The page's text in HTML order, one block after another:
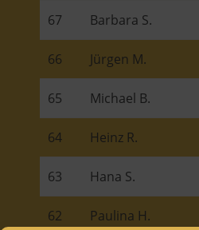
67 Barbara S.
66 Jürgen M.
65 Michael B.
64 Heinz R.
63 Hana S.
62 Paulina H.